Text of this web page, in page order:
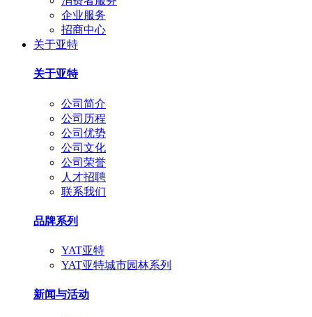
企业服务
招商中心
关于亚特
关于亚特
公司简介
公司历程
公司优势
公司文化
公司荣誉
人才招聘
联系我们
品牌系列
YAT亚特
YAT亚特城市园林系列
新闻与活动